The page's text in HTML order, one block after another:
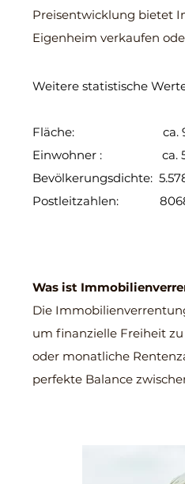
Preisentwicklung bietet
Eigenheim verkaufen
Weitere statistische
Fläche: ca. 9
Einwohner : ca.
Bevölkerungsdichte:
Postleitzahlen: 80689
Was ist
Die
um finanzielle Freiheit
oder monatliche
perfekte Balance